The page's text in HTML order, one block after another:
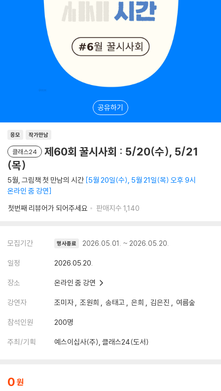
공유하기
응모 작가만남
클래스24
제60회 꿀시사회 : 5/20(수), 5/21
(목)
5월, 그림책 첫 만남의 시간 5월 20일(수), 5월 21일(목) 오후 9시
온라인 줌 강연
첫번째 리뷰어가 되어주세요
판매지수 1,140
모집기간 행사종료 2026.05.01. ~ 2026.05.20.
일정 2026.05.20.
장소 온라인 줌 강연
강연자 조미자 조원희 송태고 은희 김은진 여름숲
참석인원 200명
주최/기획 예스이십사(주), 클래스24(도서)
0